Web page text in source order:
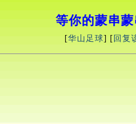
等你的蒙串
[华山足球] [ 回复